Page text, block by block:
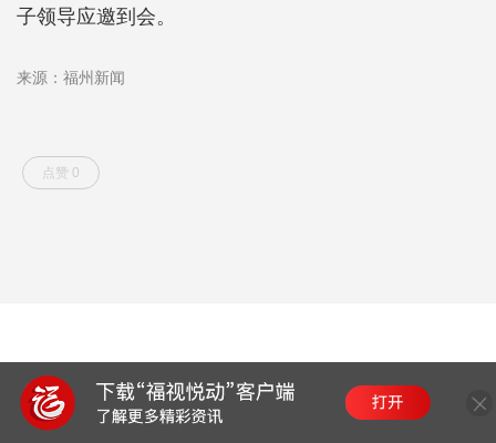
子领导应邀到会。
来源：福州新闻
点赞 0